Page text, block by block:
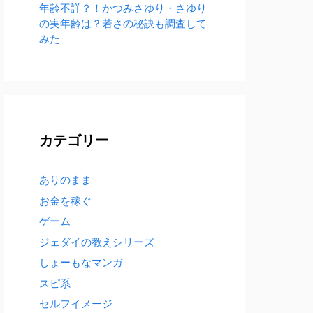
年齢不詳？！かつみさゆり・さゆり
の実年齢は？若さの秘訣も調査して
みた
カテゴリー
ありのまま
お金を稼ぐ
ゲーム
ジェダイの教えシリーズ
しょーもなマンガ
スピ系
セルフイメージ